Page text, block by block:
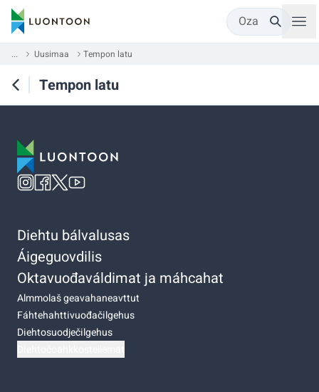
Oza
... Uusimaa Tempon latu
Tempon latu
Diehtu bálvalusas
Áigeguovdilis
Oktavuođaváldimat ja máhcahat
Almmolaš geavahaneavttut
Fáhtehahttivuođačilgehus
Diehtosuodječilgehus